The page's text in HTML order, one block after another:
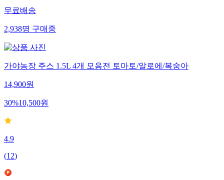
무료배송
2,938명구매중
가야농장 주스 1.5L 4개 모음전 토마토/알로에/복숭아
14,900원
30%10,500원
4.9
(12)